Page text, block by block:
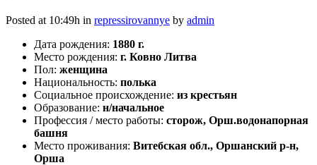
Posted at 10:49h in repressirovannye by admin
Дата рождения: 1880 г.
Место рождения: г. Ковно Литва
Пол: женщина
Национальность: полька
Социальное происхождение: из крестьян
Образование: н/начальное
Профессия / место работы: сторож, Орш.водонапорная
башня
Место проживания: Витебская обл., Оршанский р-н,
Орша